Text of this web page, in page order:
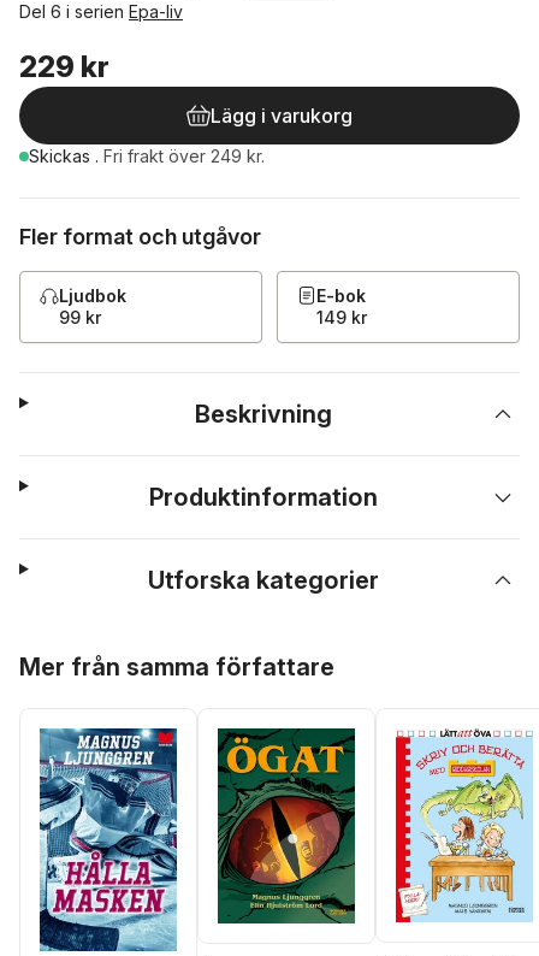
Del 6 i serien Epa-liv
229 kr
Lägg i varukorg
Skickas . Fri frakt över 249 kr.
Fler format och utgåvor
Ljudbok
99 kr
E-bok
149 kr
Beskrivning
Produktinformation
Utforska kategorier
Mer från samma författare